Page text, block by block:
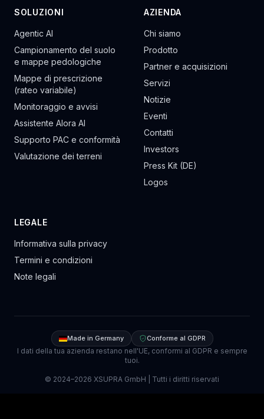
SOLUZIONI
Agentic AI
Campionamento del suolo
e mappe pedologiche
Mappe di prescrizione
(rateo variabile)
Monitoraggio e avvisi
Assistente Alora AI
Supporto PAC e conformità
Valutazione dei terreni
AZIENDA
Chi siamo
Prodotto
Partner e acquisizioni
Servizi
Notizie
Eventi
Contatti
Investors
Press Kit (DE)
Logos
LEGALE
Informativa sulla privacy
Termini e condizioni
Note legali
Made in Germany Conforme al GDPR
I dati della tua azienda restano nell'UE, conformi al GDPR e sempre
tuoi.
© 2024–2026 XSUPRA GmbH | Tutti i diritti riservati